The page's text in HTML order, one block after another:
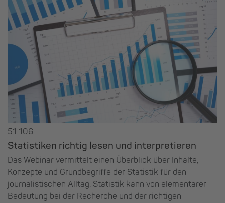
51 106
Statistiken richtig lesen und interpretieren
Das Webinar vermittelt einen Überblick über Inhalte,
Konzepte und Grundbegriffe der Statistik für den
journalistischen Alltag. Statistik kann von elementarer
Bedeutung bei der Recherche und der richtigen